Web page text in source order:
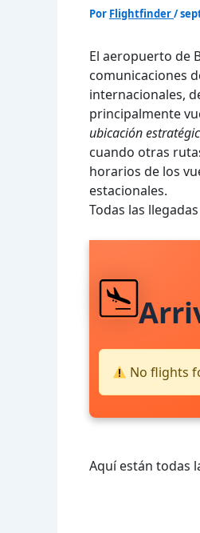
Por Flightfinder/
El aeropuerto de
comunicaciones
internacionales,
principalmente
ubicación
cuando otras
horarios de los
estacionales.
Todas las
No flights
Aquí están todas